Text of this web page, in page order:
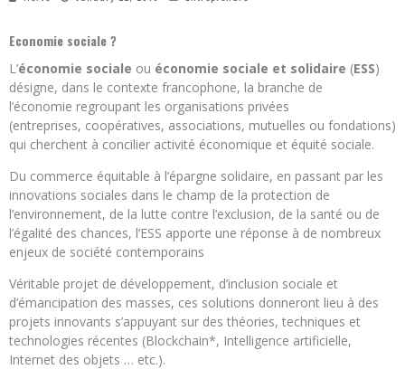
Economie sociale ?
L’économie sociale ou économie sociale et solidaire (ESS)
désigne, dans le contexte francophone, la branche de
l’économie regroupant les organisations privées
(entreprises, coopératives, associations, mutuelles ou fondations)
qui cherchent à concilier activité économique et équité sociale.
Du commerce équitable à l’épargne solidaire, en passant par les
innovations sociales dans le champ de la protection de
l’environnement, de la lutte contre l’exclusion, de la santé ou de
l’égalité des chances, l’ESS apporte une réponse à de nombreux
enjeux de société contemporains
Véritable projet de développement, d’inclusion sociale et
d’émancipation des masses, ces solutions donneront lieu à des
projets innovants s’appuyant sur des théories, techniques et
technologies récentes (Blockchain*, Intelligence artificielle,
Internet des objets … etc.).